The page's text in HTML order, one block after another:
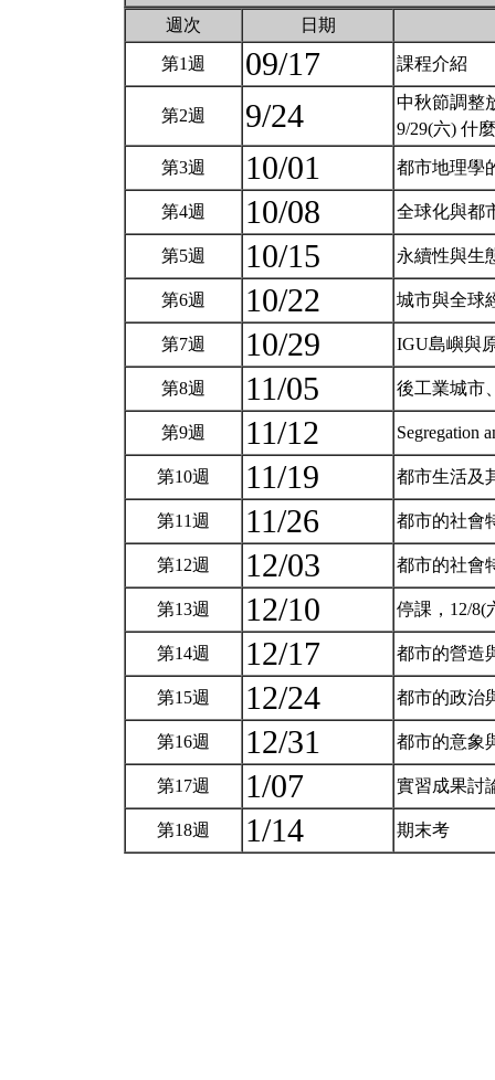
週次 日期
第1週 09/17 課程介紹
第2週 9/24
中秋節調整
9/29(六) 什
第3週 10/01 都市地理學
第4週 10/08 全球化與都
第5週 10/15 永續性與生
第6週 10/22 城市與全球
第7週 10/29 IGU島嶼與
第8週 11/05 後工業城市
第9週 11/12 Segregation
第10週 11/19 都市生活及
第11週 11/26 都市的社會
第12週 12/03 都市的社會
第13週 12/10 停課，12/
第14週 12/17 都市的營造
第15週 12/24 都市的政治
第16週 12/31 都市的意象
第17週 1/07 實習成果討
第18週 1/14 期末考